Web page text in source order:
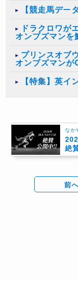
【競走馬デー
ドラクロワが
オンブズマン
プリンスオブ
オンブズマンが
【特集】英イ
なか
絶
前